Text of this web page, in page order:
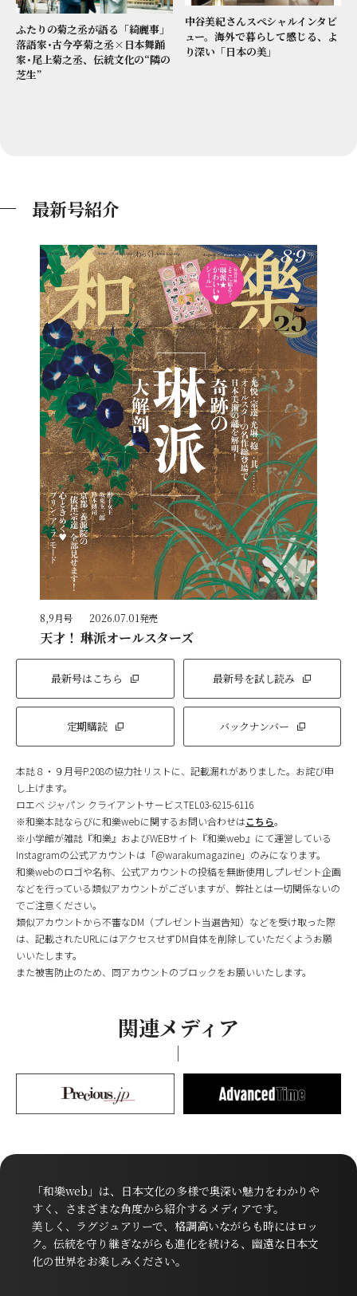
ふたりの菊之丞が語る「綺麗事」
落語家･古今亭菊之丞×日本舞踊
家･尾上菊之丞、伝統文化の“隣の
芝生”
中谷美紀さんスペシャルインタビ
ュー。海外で暮らして感じる、よ
り深い「日本の美」
最新号紹介
8,9月号 2026.07.01発売
天才！ 琳派オールスターズ
最新号はこちら 最新号を試し読み
定期購読 バックナンバー
本誌８・９月号P.208の協力社リストに、記載漏れがありました。お詫び申
し上げます。
ロエベ ジャパン クライアントサービスTEL03-6215-6116
※和樂本誌ならびに和樂webに関するお問い合わせはこちら。
※小学館が雑誌『和樂』およびWEBサイト『和樂web』にて運営している
Instagramの公式アカウントは「@warakumagazine」のみになります。
和樂webのロゴや名称、公式アカウントの投稿を無断使用しプレゼント企画
などを行っている類似アカウントがございますが、弊社とは一切関係ないの
でご注意ください。
類似アカウントから不審なDM（プレゼント当選告知）などを受け取った際
は、記載されたURLにはアクセスせずDM自体を削除していただくようお願
いいたします。
また被害防止のため、同アカウントのブロックをお願いいたします。
関連メディア
「和樂web」は、日本文化の多様で奥深い魅力をわかりや
すく、さまざまな角度から紹介するメディアです。
美しく、ラグジュアリーで、格調高いながらも時にはロッ
ク。伝統を守り継ぎながらも進化を続ける、幽遠な日本文
化の世界をお楽しみください。